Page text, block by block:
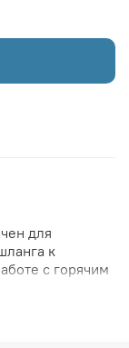
для
к
с горячим